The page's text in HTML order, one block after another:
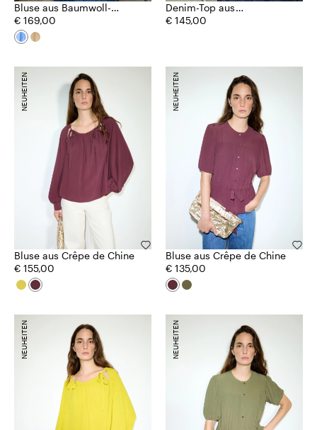
Bluse aus Baumwoll-
Popeline
€ 169,00
Denim-Top aus
Baumwolle und Leinen
€ 145,00
Bluse aus Crêpe de Chine
€ 155,00
NEUHEITEN
Bluse aus Crêpe de Chine
€ 135,00
NEUHEITEN
NEUHEITEN NEUHEITEN